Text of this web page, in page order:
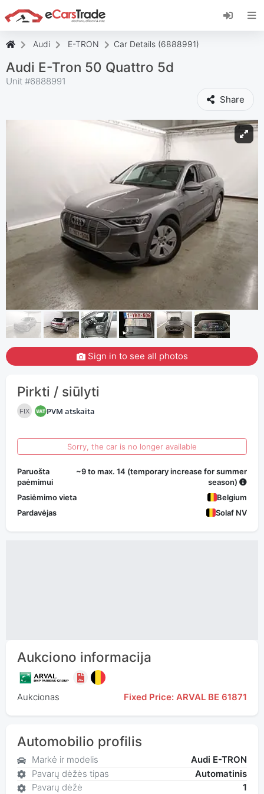
Įdiekite "eCarsTrade" internetinę programėlę,
pridėkite ją prie pagrindinio ekrano ir iš karto
Audi E-TRON Car Details (6888991)
Audi E-Tron 50 Quattro 5d
Unit #6888991
Share
Sign in to see all photos
Pirkti / siūlyti
FIX PVM atskaita
Sorry, the car is no longer available
Paruošta
paėmimui
~9 to max. 14 (temporary increase for summer
season)
Pasiėmimo vieta
Belgium
Pardavėjas
Solaf NV
Aukciono informacija
Aukcionas Fixed Price: ARVAL BE 61871
Automobilio profilis
Markė ir modelis
Audi E-TRON
Pavarų dėžės tipas
Automatinis
Pavarų dėžė
1